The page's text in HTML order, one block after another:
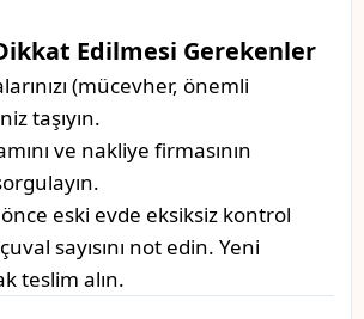
Edilmesi Gerekenler
(mücevher, önemli
taşıyın.
ve nakliye firmasının
önce eski evde eksiksiz kontrol
sayısını not edin. Yeni
teslim alın.